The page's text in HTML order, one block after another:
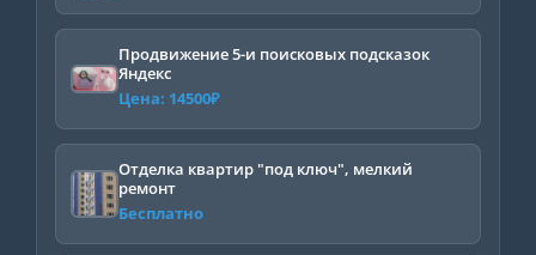
цена
составляла
цена:
Продвижение 5-и поисковых подсказок
Яндекс
Цена: 14500₽
Отделка квартир "под ключ", мелкий
ремонт
Бесплатно